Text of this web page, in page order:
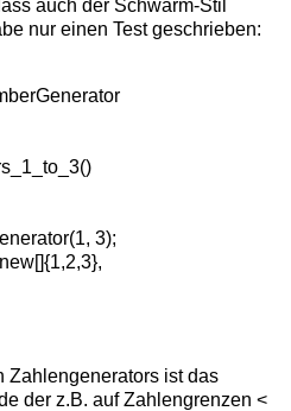
auch der Schwarm-Stil
nur einen Test geschrieben:
3);
Zahlengenerators ist das
der z.B. auf Zahlengrenzen <